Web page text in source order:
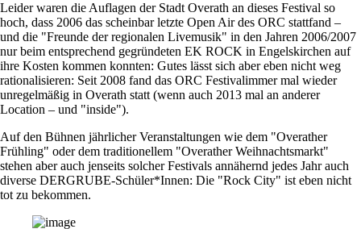
Leider waren die Auflagen der Stadt Overath an dieses Festival so
hoch, dass 2006 das scheinbar letzte Open Air des ORC stattfand –
und die "Freunde der regionalen Livemusik" in den Jahren 2006/2007
nur beim entsprechend gegründeten EK ROCK in Engelskirchen auf
ihre Kosten kommen konnten: Gutes lässt sich aber eben nicht weg
rationalisieren: Seit 2008 fand das ORC Festivalimmer mal wieder
unregelmäßig in Overath statt (wenn auch 2013 mal an anderer
Location – und "inside").
Auf den Bühnen jährlicher Veranstaltungen wie dem "Overather
Frühling" oder dem traditionellem "Overather Weihnachtsmarkt"
stehen aber auch jenseits solcher Festivals annähernd jedes Jahr auch
diverse DERGRUBE-Schüler*Innen: Die "Rock City" ist eben nicht
tot zu bekommen.